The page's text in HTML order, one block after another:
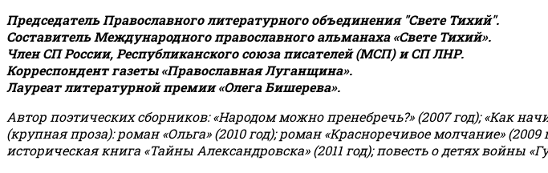
Председатель Православного литературного объединения "Свете Тихий".
Составитель Международного православного альманаха «Свете Тихий».
Член СП России, Республиканского союза писателей (МСП) и СП ЛНР.
Корреспондент газеты «Православная Луганщина».
Лауреат литературной премии «Олега Бишерева».
Автор поэтических сборников: «Народом можно пренебречь?» (2007 год); «Как
(крупная проза): роман «Ольга» (2010 год); роман «Красноречивое молчание»
историческая книга «Тайны Александровска» (2011 год); повесть о детях войны